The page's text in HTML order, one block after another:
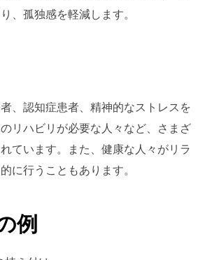
、孤独感を軽減します。
、認知症患者、精神的なストレスを
リハビリが必要な人々など、さまざ
ています。また、健康な人々がリラ
に行うこともあります。
例